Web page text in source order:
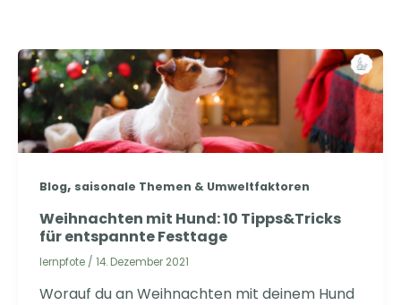
Blog, saisonale Themen & Umweltfaktoren
Weihnachten mit Hund: 10 Tipps&Tricks
für entspannte Festtage
lernpfote / 14. Dezember 2021
Worauf du an Weihnachten mit deinem Hund